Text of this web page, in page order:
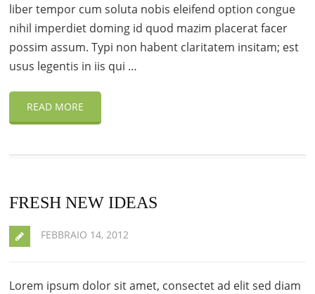
liber tempor cum soluta nobis eleifend option congue
nihil imperdiet doming id quod mazim placerat facer
possim assum. Typi non habent claritatem insitam; est
usus legentis in iis qui …
READ MORE
FRESH NEW IDEAS
FEBBRAIO 14, 2012
Lorem ipsum dolor sit amet, consectet ad elit sed diam